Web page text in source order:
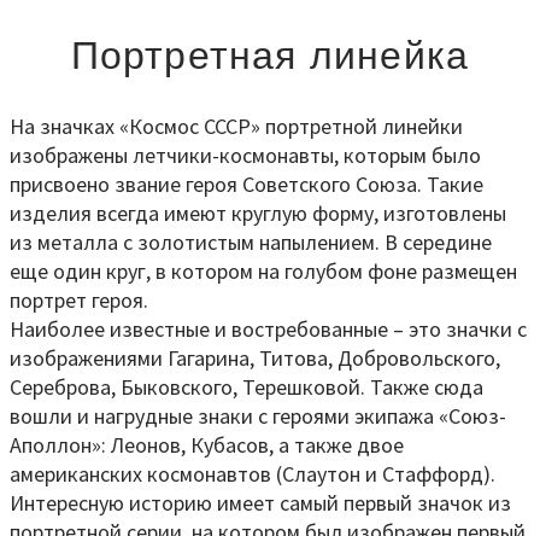
Портретная линейка
На значках «Космос СССР» портретной линейки
изображены летчики-космонавты, которым было
присвоено звание героя Советского Союза. Такие
изделия всегда имеют круглую форму, изготовлены
из металла с золотистым напылением. В середине
еще один круг, в котором на голубом фоне размещен
портрет героя.
Наиболее известные и востребованные – это значки с
изображениями Гагарина, Титова, Добровольского,
Сереброва, Быковского, Терешковой. Также сюда
вошли и нагрудные знаки с героями экипажа «Союз-
Аполлон»: Леонов, Кубасов, а также двое
американских космонавтов (Слаутон и Стаффорд).
Интересную историю имеет самый первый значок из